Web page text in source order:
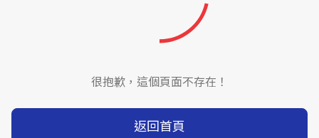
很抱歉，這個頁面不存在！
返回首頁